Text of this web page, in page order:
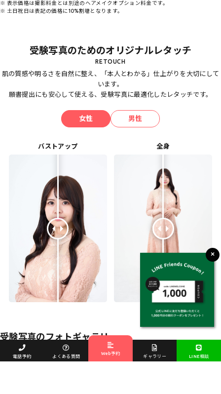
※ 表示価格は撮影料金とは別途のヘアメイクオプション料金です。
※ 土日祝日は表記の価格に10%割増となります。
受験写真のためのオリジナルレタッチ
肌の質感や明るさを自然に整え、「本人とわかる」仕上がりを大切にして
います。
願書提出にも安心して使える、受験写真に最適化したレタッチです。
女性 男性
バストアップ 全身
受験写真のフォトギャラリー
GALLERY
電話予約 よくある質問
Web予約
ギャラリー LINE相談